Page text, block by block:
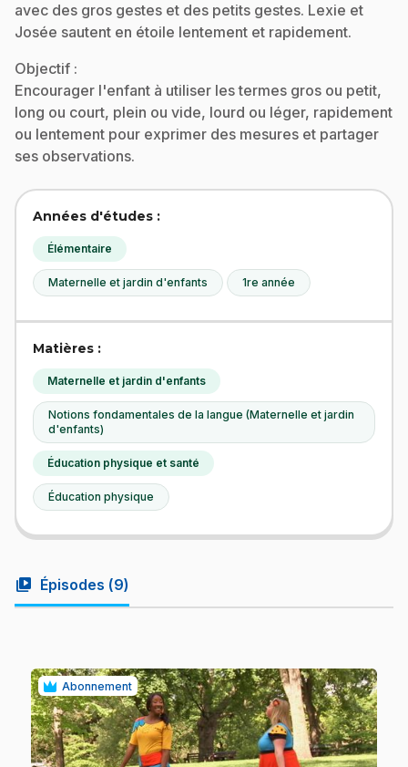
avec des gros gestes et des petits gestes. Lexie et
Josée sautent en étoile lentement et rapidement.
Objectif :
Encourager l'enfant à utiliser les termes gros ou petit,
long ou court, plein ou vide, lourd ou léger, rapidement
ou lentement pour exprimer des mesures et partager
ses observations.
Années d'études :
Élémentaire
Maternelle et jardin d'enfants 1re année
Matières :
Maternelle et jardin d'enfants
Notions fondamentales de la langue (Maternelle et jardin
d'enfants)
Éducation physique et santé
Éducation physique
video_library Épisodes (9)
Abonnement